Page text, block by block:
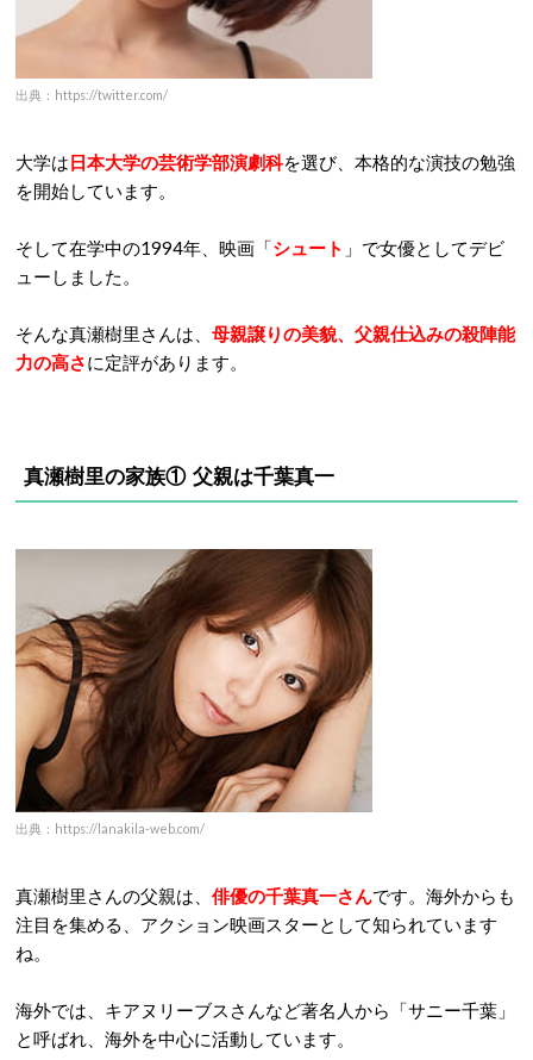
出典：https://twitter.com/
大学は日本大学の芸術学部演劇科を選び、本格的な演技の勉強
を開始しています。
そして在学中の1994年、映画「シュート 」で女優としてデビ
ューしました。
そんな真瀬樹里さんは、 母親譲りの美貌、父親仕込みの殺陣能
力の高さに定評があります。
真瀬樹里の家族① 父親は千葉真一
出典：https://lanakila-web.com/
真瀬樹里さんの父親は、 俳優の千葉真一さんです。海外からも
注目を集める、アクション映画スターとして知られています
ね。
海外では、キアヌリーブスさんなど著名人から「サニー千葉」
と呼ばれ、海外を中心に活動しています。